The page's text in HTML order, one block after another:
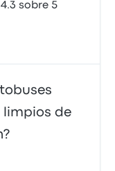
sobre 5
limpios de